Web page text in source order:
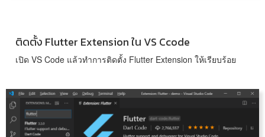
ติดตั้ง Flutter Extension ใน VS Ccode
เปิด VS Code แล้วทำการติดตั้ง Flutter Extension ให้เรียบร้อย